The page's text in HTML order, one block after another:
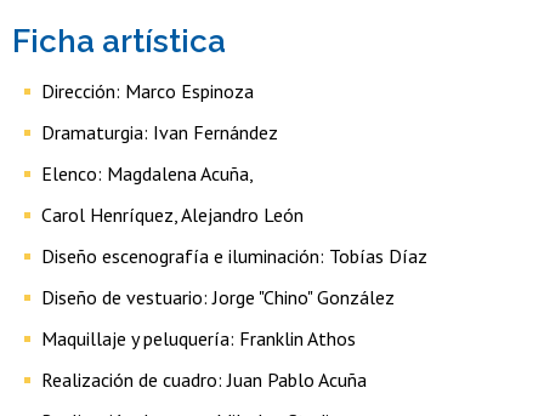
Ficha artística
Dirección: Marco Espinoza
Dramaturgia: Ivan Fernández
Elenco: Magdalena Acuña,
Carol Henríquez, Alejandro León
Diseño escenografía e iluminación: Tobías Díaz
Diseño de vestuario: Jorge "Chino" González
Maquillaje y peluquería: Franklin Athos
Realización de cuadro: Juan Pablo Acuña